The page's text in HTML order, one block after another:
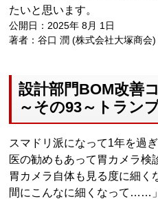
たいと思います。
公開日：2025年 8月 1日
著者：谷口 潤 (株式会社大塚商会)
設計部門BOM改善
～その93～トラン
スマドリ派になって1年を過
医の勧めもあって胃カメラ検
胃カメラ自体も見る度に細く
間にこんなに細くなって……